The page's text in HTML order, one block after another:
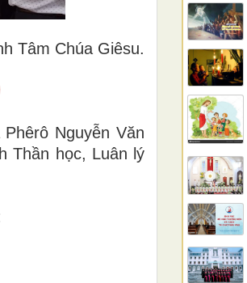
Tâm Chúa Giêsu.
Nguyễn Văn
Thần học, Luân lý